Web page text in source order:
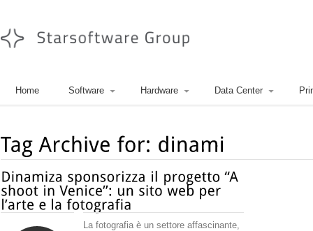
Home Software Hardware Data Center
La fotografia è un settore affascinante,